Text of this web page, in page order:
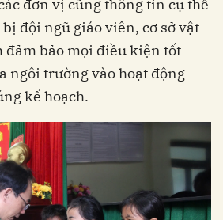
đơn vị cũng thông tin cụ thể
đội ngũ giáo viên, cơ sở vật
đảm bảo mọi điều kiện tốt
ngôi trường vào hoạt động
kế hoạch.